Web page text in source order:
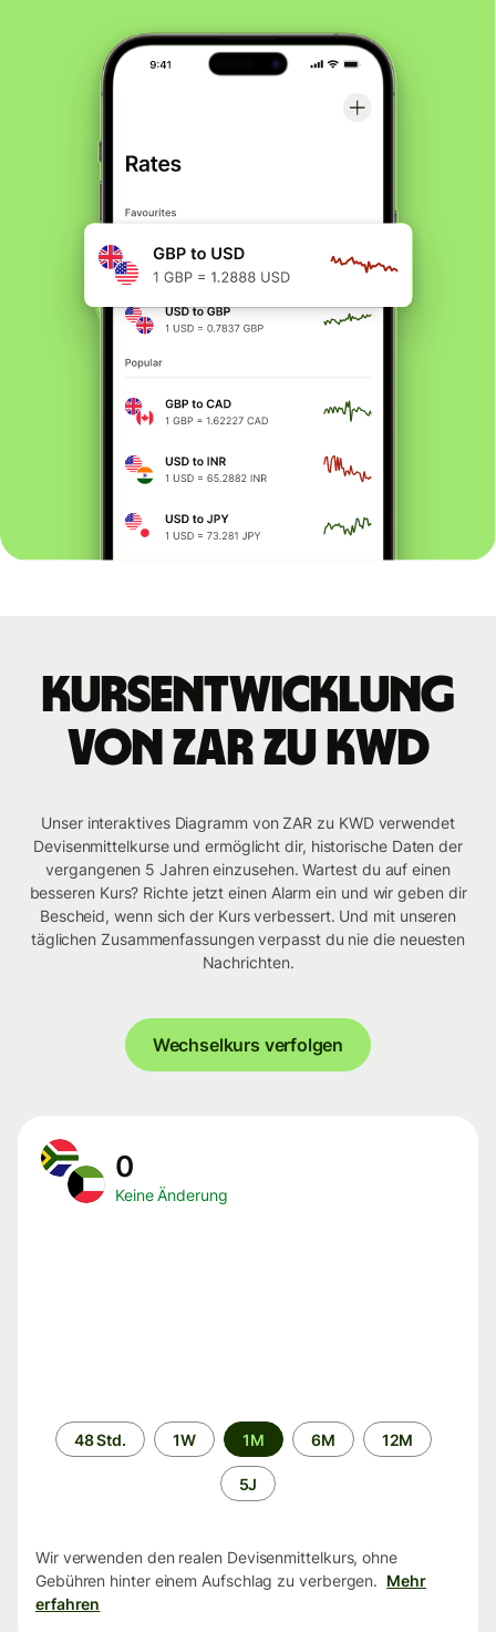
Kursentwicklung
von ZAR zu KWD
Unser interaktives Diagramm von ZAR zu KWD verwendet
Devisenmittelkurse und ermöglicht dir, historische Daten der
vergangenen 5 Jahren einzusehen. Wartest du auf einen
besseren Kurs? Richte jetzt einen Alarm ein und wir geben dir
Bescheid, wenn sich der Kurs verbessert. Und mit unseren
täglichen Zusammenfassungen verpasst du nie die neuesten
Nachrichten.
Wechselkurs verfolgen
0
Keine Änderung
Zeitraum
48 Std. 1W 1M 6M 12M
5J
Wir verwenden den realen Devisenmittelkurs, ohne
Gebühren hinter einem Aufschlag zu verbergen. Mehr
erfahren